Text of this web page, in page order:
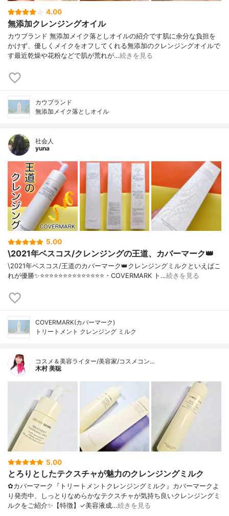
4.00
無添加クレンジングオイル
カウブランド 無添加メイク落としオイルの紹介です肌に余分な負担を
かけず、優しくメイクをオフしてくれる無添加のクレンジングオイルで
す最近乾燥や花粉などで肌が荒れが…続きを見る
カウブランド
無添加メイク落としオイル
社会人
yuna
5.00
\2021年ベスコス/クレンジングの王道、カバーマーク👑
\2021年ベスコス/王道のカバーマーク👑クレンジングミルクといえばこ
れが優勝✨⭐️⭐️⭐️⭐️⭐️⭐️⭐️⭐️⭐️⭐️⭐️⭐️⭐️⭐️・COVERMARK ト…続きを見る
COVERMARK(カバーマーク)
トリートメント クレンジング ミルク
コスメ＆美容ライター/美容家/コスメコン…
木村 美聡
5.00
とろりとしたテクスチャが魅力のクレンジングミルク
✿カバーマーク『トリートメントクレンジングミルク』カバーマークよ
り発売中、しっとりなめらかなテクスチャが気持ち良いクレンジングミ
ルクをご紹介✨【特徴】✓美容液成…続きを見る